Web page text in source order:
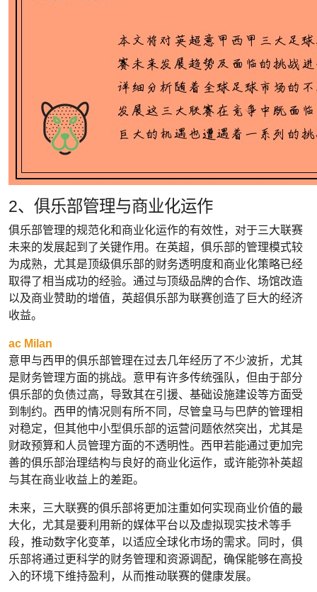
2、俱乐部管理与商业化运作
俱乐部管理的规范化和商业化运作的有效性，对于三大联赛
未来的发展起到了关键作用。在英超，俱乐部的管理模式较
为成熟，尤其是顶级俱乐部的财务透明度和商业化策略已经
取得了相当成功的经验。通过与顶级品牌的合作、场馆改造
以及商业赞助的增值，英超俱乐部为联赛创造了巨大的经济
收益。
ac Milan
意甲与西甲的俱乐部管理在过去几年经历了不少波折，尤其
是财务管理方面的挑战。意甲有许多传统强队，但由于部分
俱乐部的负债过高，导致其在引援、基础设施建设等方面受
到制约。西甲的情况则有所不同，尽管皇马与巴萨的管理相
对稳定，但其他中小型俱乐部的运营问题依然突出，尤其是
财政预算和人员管理方面的不透明性。西甲若能通过更加完
善的俱乐部治理结构与良好的商业化运作，或许能弥补英超
与其在商业收益上的差距。
未来，三大联赛的俱乐部将更加注重如何实现商业价值的最
大化，尤其是要利用新的媒体平台以及虚拟现实技术等手
段，推动数字化变革，以适应全球化市场的需求。同时，俱
乐部将通过更科学的财务管理和资源调配，确保能够在高投
入的环境下维持盈利，从而推动联赛的健康发展。